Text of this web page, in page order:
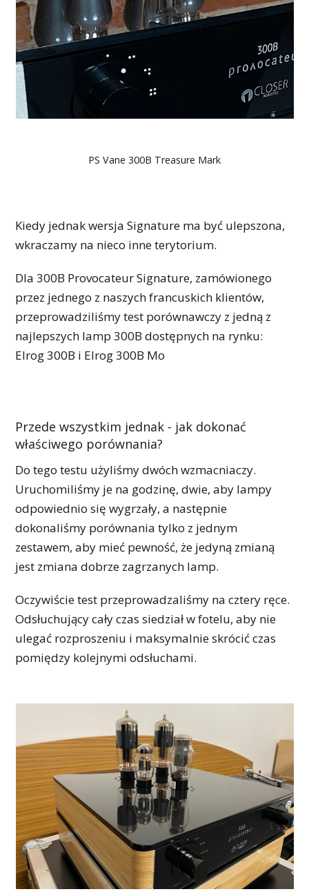
PS Vane 300B Treasure Mark
Kiedy jednak wersja Signature ma być ulepszona,
wkraczamy na nieco inne terytorium.
Dla 300B Provocateur Signature, zamówionego
przez jednego z naszych francuskich klientów,
przeprowadziliśmy test porównawczy z jedną z
najlepszych lamp 300B dostępnych na rynku:
Elrog 300B i Elrog 300B Mo
Przede wszystkim jednak - jak dokonać
właściwego porównania?
Do tego testu użyliśmy dwóch wzmacniaczy.
Uruchomiliśmy je na godzinę, dwie, aby lampy
odpowiednio się wygrzały, a następnie
dokonaliśmy porównania tylko z jednym
zestawem, aby mieć pewność, że jedyną zmianą
jest zmiana dobrze zagrzanych lamp.
Oczywiście test przeprowadzaliśmy na cztery ręce.
Odsłuchujący cały czas siedział w fotelu, aby nie
ulegać rozproszeniu i maksymalnie skrócić czas
pomiędzy kolejnymi odsłuchami.